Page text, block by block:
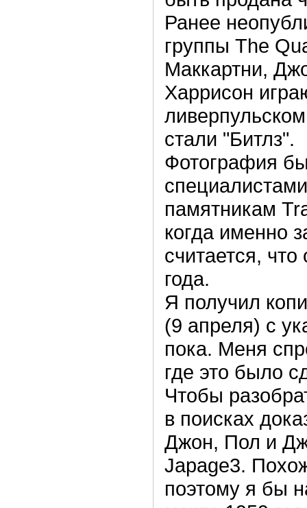
Ранее
группы The
Маккартни,
Харрисон
стали "Битлз".
Фотография
памятникам
когда именно
считается,
года.
Я получил
(9 апреля) с
пока. Меня
где это было
Чтобы
в поисках
Джон, Пол и
Japage3.
поэтому я бы